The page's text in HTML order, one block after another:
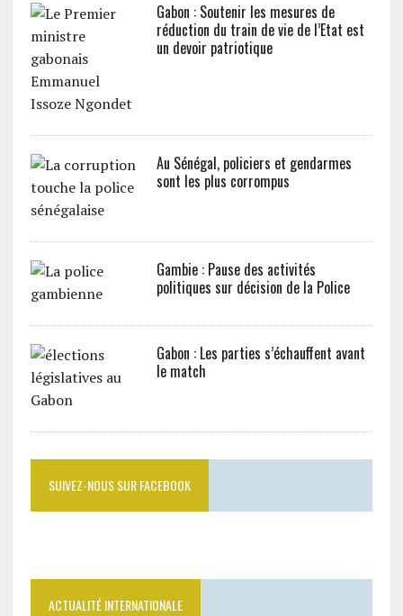
Gabon : Soutenir les mesures de
réduction du train de vie de l’Etat est
un devoir patriotique
Au Sénégal, policiers et gendarmes
sont les plus corrompus
Gambie : Pause des activités
politiques sur décision de la Police
Gabon : Les parties s’échauffent avant
le match
SUIVEZ-NOUS SUR FACEBOOK
ACTUALITÉ INTERNATIONALE